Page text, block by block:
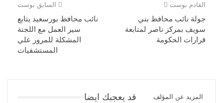
السابق بوست
نائب محافظ بورسعيد يتابع
سير العمل مع اللجنة
المشكلة للمرور علي
المستشفيات
القادم بوست
جولة نائب محافظ بني
سويف بمركز ناصر لمتابعة
قرارات الحكومة
قد يعجبك ايضا المزيد عن المؤلف